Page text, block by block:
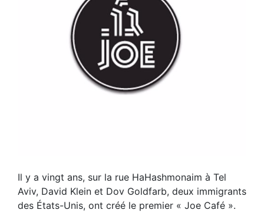
Il y a vingt ans, sur la rue HaHashmonaim à Tel
Aviv, David Klein et Dov Goldfarb, deux immigrants
des États-Unis, ont créé le premier « Joe Café ».